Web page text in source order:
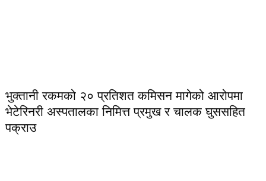
भुक्तानी रकमको २० प्रतिशत कमिसन मागेको आरोपमा
भेटेरिनरी अस्पतालका निमित्त प्रमुख र चालक घुससहित
पक्राउ